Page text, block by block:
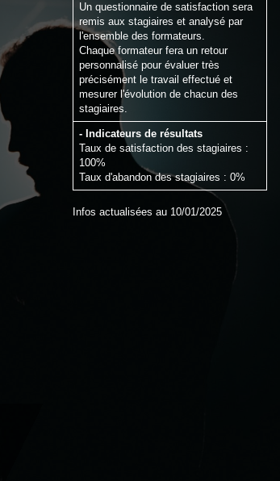
Un questionnaire de satisfaction sera
remis aux stagiaires et analysé par
l'ensemble des formateurs.
Chaque formateur fera un retour
personnalisé pour évaluer très
précisément le travail effectué et
mesurer l'évolution de chacun des
stagiaires.
- Indicateurs de résultats
Taux de satisfaction des stagiaires :
100%
Taux d'abandon des stagiaires : 0%
Infos actualisées au 10/01/2025